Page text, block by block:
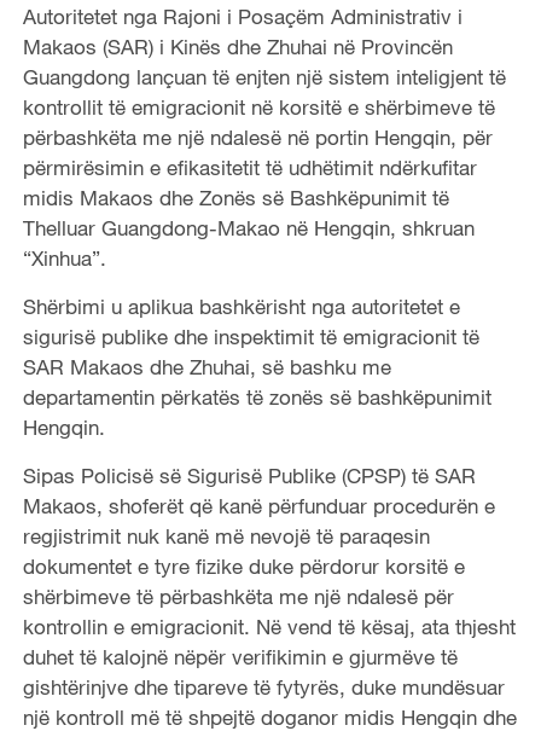
Autoritetet nga Rajoni i Posaçëm Administrativ i
Makaos (SAR) i Kinës dhe Zhuhai në Provincën
Guangdong lançuan të enjten një sistem inteligjent të
kontrollit të emigracionit në korsitë e shërbimeve të
përbashkëta me një ndalesë në portin Hengqin, për
përmirësimin e efikasitetit të udhëtimit ndërkufitar
midis Makaos dhe Zonës së Bashkëpunimit të
Thelluar Guangdong-Makao në Hengqin, shkruan
“Xinhua”.
Shërbimi u aplikua bashkërisht nga autoritetet e
sigurisë publike dhe inspektimit të emigracionit të
SAR Makaos dhe Zhuhai, së bashku me
departamentin përkatës të zonës së bashkëpunimit
Hengqin.
Sipas Policisë së Sigurisë Publike (CPSP) të SAR
Makaos, shoferët që kanë përfunduar procedurën e
regjistrimit nuk kanë më nevojë të paraqesin
dokumentet e tyre fizike duke përdorur korsitë e
shërbimeve të përbashkëta me një ndalesë për
kontrollin e emigracionit. Në vend të kësaj, ata thjesht
duhet të kalojnë nëpër verifikimin e gjurmëve të
gishtërinjve dhe tipareve të fytyrës, duke mundësuar
një kontroll më të shpejtë doganor midis Hengqin dhe